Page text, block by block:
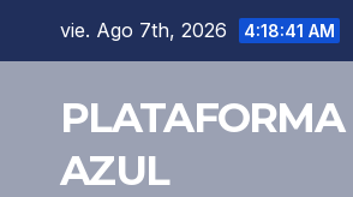
vie. Ago 7th, 2026 4:18:41 AM
PLATAFORMA
AZUL